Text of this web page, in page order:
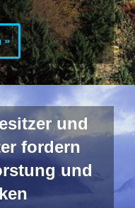
»
und
fordern
und